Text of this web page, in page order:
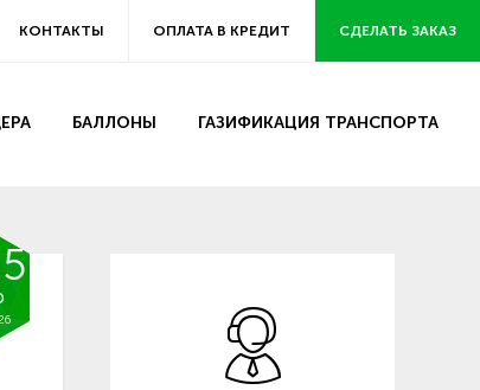
КОНТАКТЫ ОПЛАТА В КРЕДИТ СДЕЛАТЬ ЗАКАЗ
БАЛЛОНЫ ГАЗИФИКАЦИЯ ТРАНСПОРТА